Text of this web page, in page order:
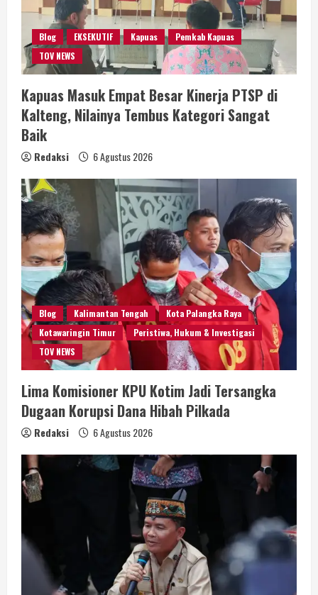
Blog EKSEKUTIF Kapuas
Pemkab Kapuas
TOV NEWS
Kapuas Masuk Empat Besar Kinerja PTSP di
Kalteng, Nilainya Tembus Kategori Sangat
Baik
Redaksi 6 Agustus 2026
Blog Kalimantan Tengah
Kota Palangka Raya
Kotawaringin Timur
Peristiwa, Hukum & Investigasi
TOV NEWS
Lima Komisioner KPU Kotim Jadi Tersangka
Dugaan Korupsi Dana Hibah Pilkada
Redaksi 6 Agustus 2026